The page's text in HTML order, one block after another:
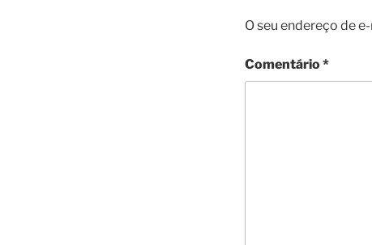
O seu endereço de
Comentário*